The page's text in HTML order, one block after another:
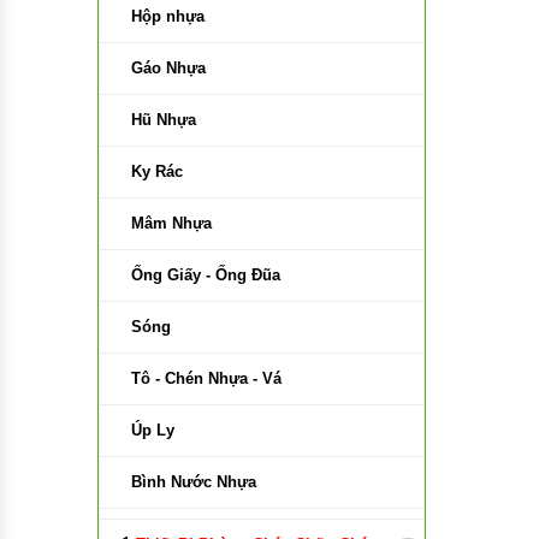
Bảng Di Động Trắng
Bảng Di Động Hai Mặt Xanh
Phụ Kiện Bảng
Bảng Có Bánh Xe
Bảng Di Động Xanh
Bảng Kính Từ
Vật Liệu Làm Bảng
Keo Làm Bảng
Vải Làm Bảng
Gỗ Làm Bảng
Nhựa Làm Bảng
Hộp nhựa
Gáo Nhựa
Hũ Nhựa
Ky Rác
Mâm Nhựa
Ống Giấy - Ống Đũa
Sóng
Tô - Chén Nhựa - Vá
Úp Ly
Bình Nước Nhựa
Lồng Bàn Nhựa